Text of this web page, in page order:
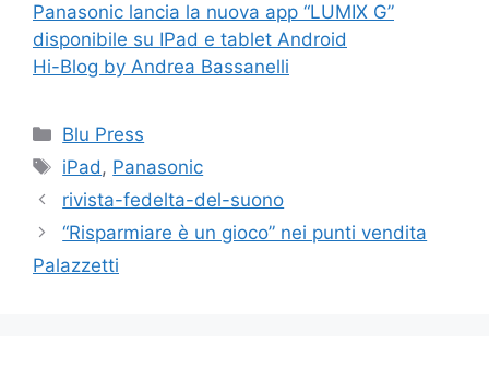
Panasonic lancia la nuova app “LUMIX G”
disponibile su IPad e tablet Android
Hi-Blog by Andrea Bassanelli
Categorie
Blu Press
Tag
iPad, Panasonic
rivista-fedelta-del-suono
“Risparmiare è un gioco” nei punti vendita
Palazzetti